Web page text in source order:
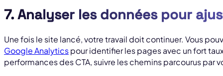
7. Analyser les données pour
Une fois le site lancé, votre travail doit continuer. Vous
Google Analyticspour identifier les pages avec un fort
performances des CTA, suivre les chemins parcourus par